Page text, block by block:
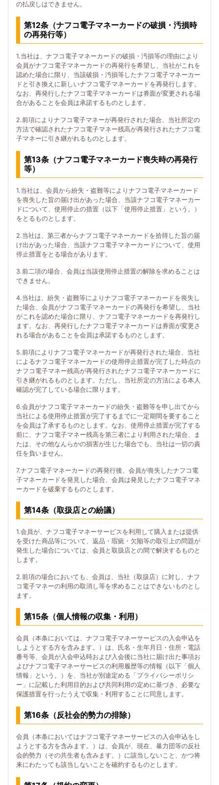
の払戻しはできません。
第12条（ナフコ電子マネーカードの破損・汚損時
の再発行等）
1.当社は、ナフコ電子マネーカードの破損・汚損等の理由により
会員がナフコ電子マネーカードの再発行を希望し、当社がこれを
認めた場合に限り、当該破損・汚損等したナフコ電子マネーカー
ドと引き換えに新しいナフコ電子マネーカードを再発行します。
なお、再発行したナフコ電子マネーカードは券面が変更される場
合があることを会員は承諾するものとします。
2.前項によりナフコ電子マネーが再発行された場合、当社所定の
方法で確認されたナフコ電子マネー残高が再発行されたナフコ電
子マネーに引き継がれるものとします。
第13条（ナフコ電子マネーカード喪失時の再発行
等）
1.当社は、会員から紛失・盗難等によりナフコ電子マネーカード
を喪失した旨の届け出があった場合、当該ナフコ電子マネーカー
ドについて、使用停止の措置（以下「使用停止措置」という。）
をとるものとします。
2.当社は、第三者からナフコ電子マネーカードを拾得した旨の届
け出があった場合、当該ナフコ電子マネーカードについて、使用
停止措置をとる場合があります。
3.前二項の場合、会員は当該使用停止措置の解除を求めることは
できません。
4.当社は、紛失・盗難等によりナフコ電子マネーカードを喪失し
た場合、会員がナフコ電子マネーカードの再発行を希望し、当社
がこれを認めた場合に限り、ナフコ電子マネーカードを再発行し
ます。なお、再発行したナフコ電子マネーカードは券面が変更さ
れる場合があることを会員は承諾するものとします。
5.前項によりナフコ電子マネーカードが再発行された場合、当社
によるナフコ電子マネーカードの使用停止措置が完了した時点の
ナフコ電子マネー残高が再発行されたナフコ電子マネーカードに
引き継がれるものとします。ただし、当社所定の方法による本人
確認が完了している場合に限ります。
6.会員がナフコ電子マネーカードの紛失・盗難等を申し出てから
当社による使用停止措置が完了するまでに一定期間を要すること
を会員は了承するものとします。なお、使用停止措置が完了する
前に、ナフコ電子マネー残高を第三者により利用された場合、ま
たは、その他なんらかの損害が生じた場合でも、当社は一切の責
任を負いません。
7.ナフコ電子マネーカードの再発行後、会員が喪失したナフコ電
子マネーカードを発見した場合、会員は発見したナフコ電子マネ
ーカードを破棄するものとします。
第14条（取扱店との紛議）
1.会員が、ナフコ電子マネーサービスを利用して購入または提供
を受けた商品等について、返品・瑕疵・欠陥等の取引上の問題が
発生した場合については、会員と取扱店との間で解決するものと
します。
2.前項の場合においても、会員は、当社（取扱店）に対し、ナフ
コ電子マネーの利用の取消し等を求めることはできないものとし
ます。
第15条（個人情報の収集・利用）
会員（本条においては、ナフコ電子マネーサービスの入会申込を
しようとする方を含みます。）は、氏名・生年月日・住所・電話
番号等、会員が入会申込時および入会後に当社に届け出た事項お
よびナフコ電子マネーサービスの利用履歴等の情報（以下「個人
情報」という。）を、当社が別途定める「プライバシーポリシ
ー」に記載した利用目的および共同利用の定めに基づき、必要な
保護措置を行ったうえで収集・利用することに同意します。
第16条（反社会的勢力の排除）
会員（本条においてはナフコ電子マネーサービスの入会申込をし
ようとする方を含みます。）は、会員が、現在、暴力団等の反社
会的勢力（その共生者も含みます。）に該当しないこと、かつ将
来にわたっても該当しないことを確約するものとします。